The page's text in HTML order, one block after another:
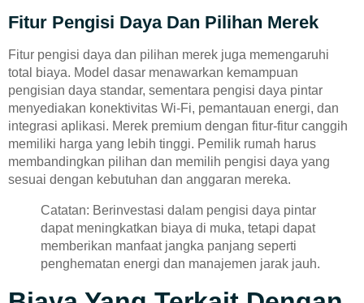
Fitur Pengisi Daya Dan Pilihan Merek
Fitur pengisi daya dan pilihan merek juga memengaruhi
total biaya. Model dasar menawarkan kemampuan
pengisian daya standar, sementara pengisi daya pintar
menyediakan konektivitas Wi-Fi, pemantauan energi, dan
integrasi aplikasi. Merek premium dengan fitur-fitur canggih
memiliki harga yang lebih tinggi. Pemilik rumah harus
membandingkan pilihan dan memilih pengisi daya yang
sesuai dengan kebutuhan dan anggaran mereka.
Catatan: Berinvestasi dalam pengisi daya pintar
dapat meningkatkan biaya di muka, tetapi dapat
memberikan manfaat jangka panjang seperti
penghematan energi dan manajemen jarak jauh.